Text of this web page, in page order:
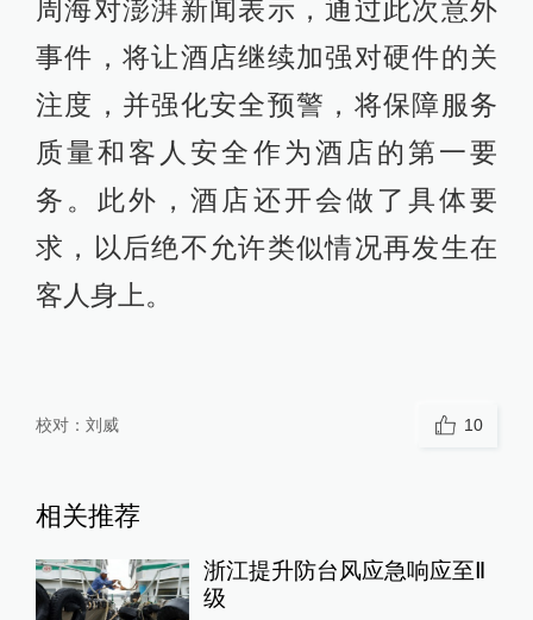
周海对澎湃新闻表示，通过此次意外
事件，将让酒店继续加强对硬件的关
注度，并强化安全预警，将保障服务
质量和客人安全作为酒店的第一要
务。此外，酒店还开会做了具体要
求，以后绝不允许类似情况再发生在
客人身上。
校对： 刘威 10
相关推荐
浙江提升防台风应急响应至Ⅱ
级